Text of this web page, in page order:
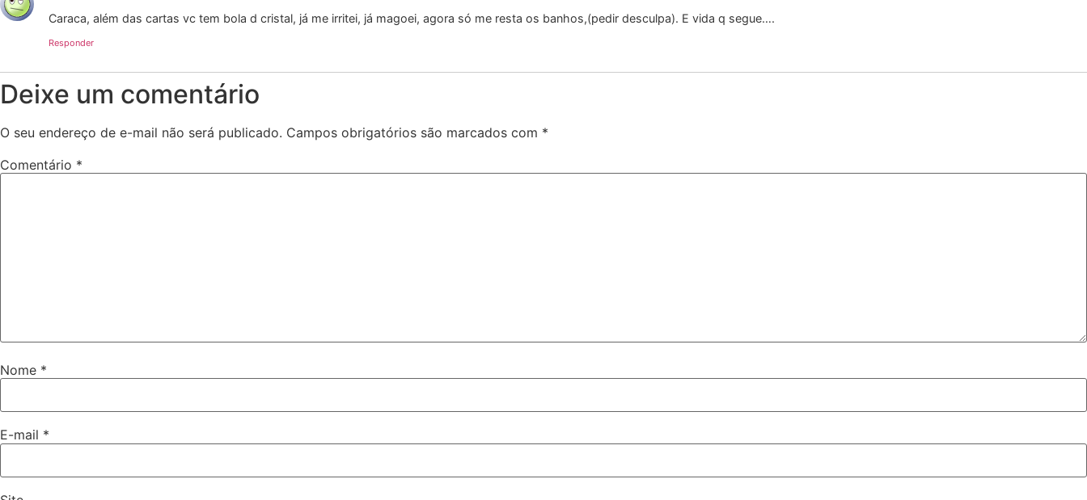
Caraca, além das cartas vc tem bola d cristal, já me irritei, já magoei, agora só me resta os banhos,(pedir desculpa). E vida q segue….
Responder
Deixe um comentário
O seu endereço de e-mail não será publicado. Campos obrigatórios são marcados com *
Comentário *
Nome *
E-mail *